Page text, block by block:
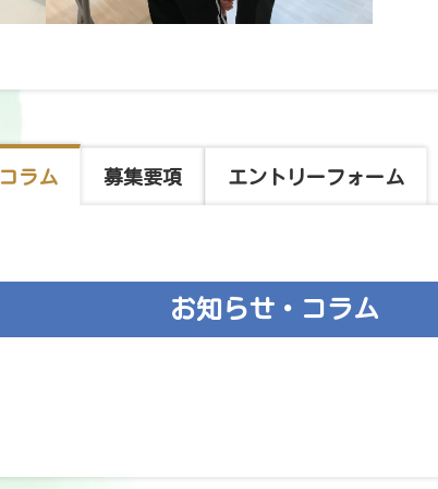
コラム 募集要項 エントリーフォーム
お知らせ・コラム